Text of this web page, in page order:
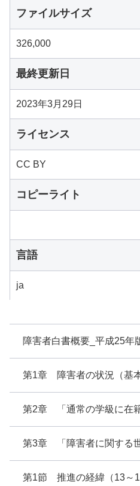
障害者白書概要_平成25年
第1章 障害者の状況（基
第2章 「通常の学級に在
第3章 「障害者に関する
第1節 推進の経緯（13～
ファイルサイズ
326,000
最終更新日
2023年3月29日
ライセンス
CC BY
コピーライト
言語
ja